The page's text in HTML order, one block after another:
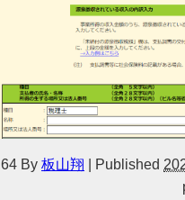
64 By 板山翔 Published